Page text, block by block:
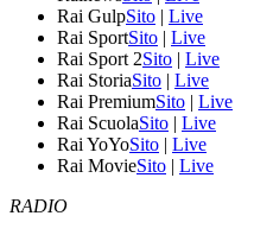
Rai GulpSito | Live
Rai SportSito | Live
Rai Sport 2Sito | Live
Rai StoriaSito | Live
Rai PremiumSito | Live
Rai ScuolaSito | Live
Rai YoYoSito | Live
Rai MovieSito | Live
RADIO